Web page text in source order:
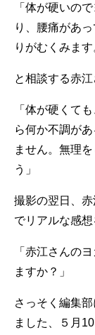
「体が硬いの
り、腰痛があ
りがむくみま
と相談する赤江
「体が硬くて
ら何か不調が
ません。無理
う」
撮影の翌日、
でリアルな感想
「赤江さんの
ますか？」
さっそく編集
ました、５月